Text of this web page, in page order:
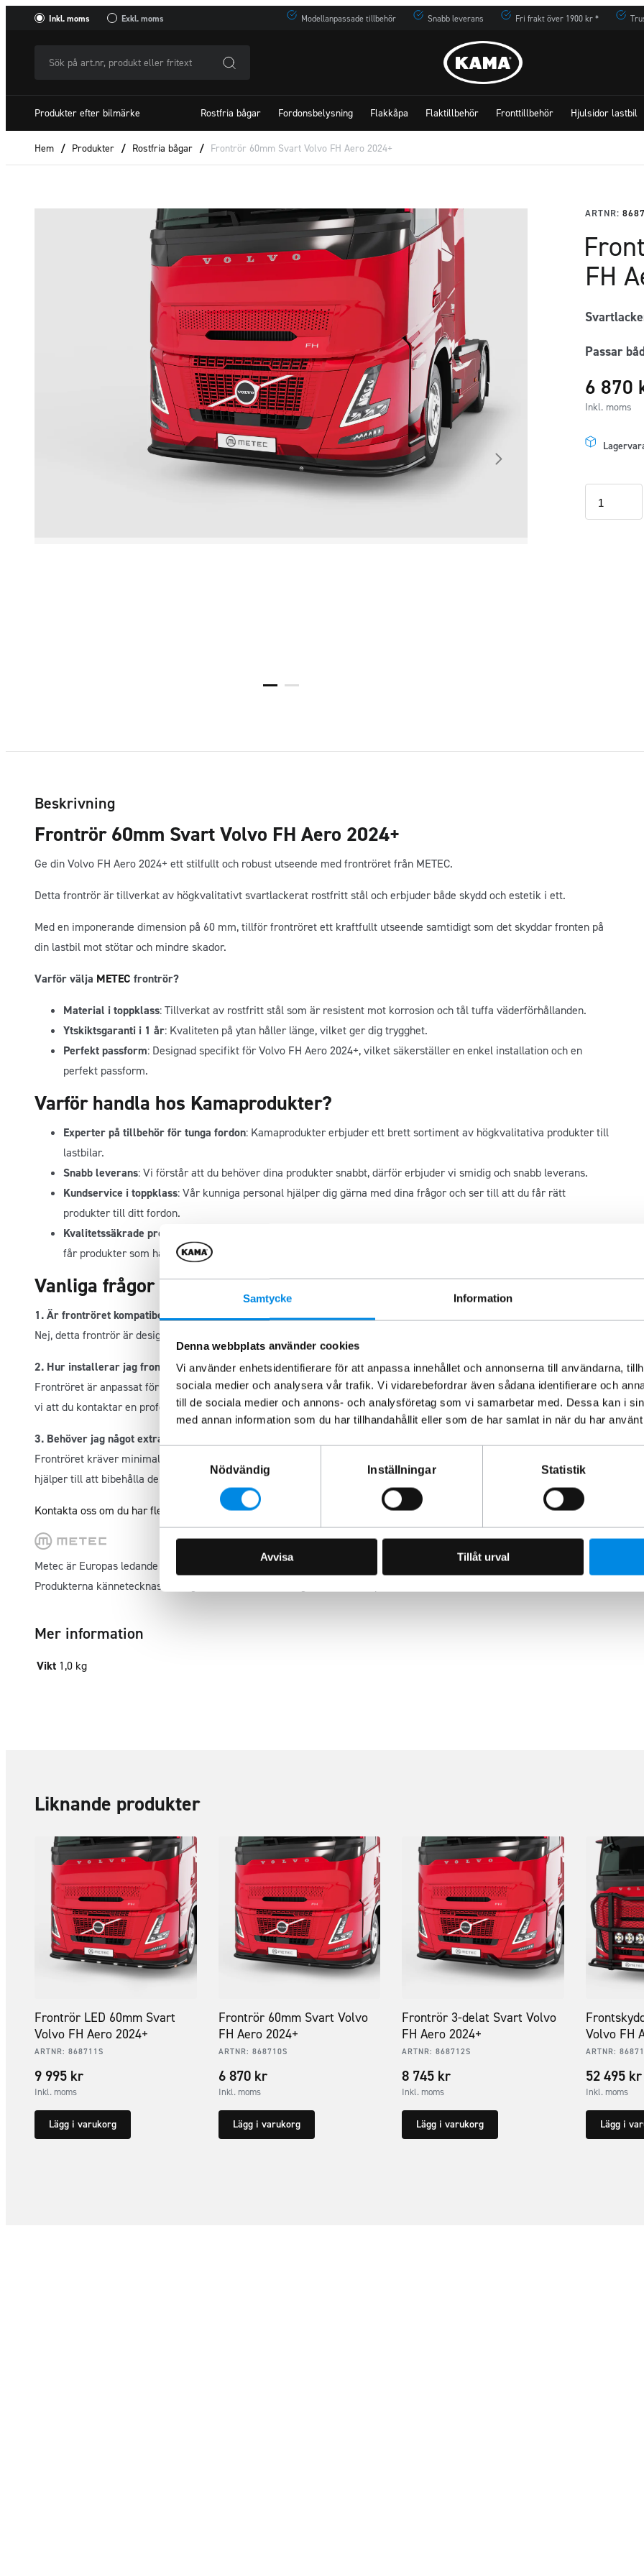
Samtycke Information
Denna webbplats använder cookies
Vi använder enhetsidentifierare för att anpassa innehållet och annonserna till användarna,
sociala medier och analysera vår trafik. Vi vidarebefordrar även sådana identifierare och
till de sociala medier och annons- och analysföretag som vi samarbetar med. Dessa kan i
med annan information som du har tillhandahållit eller som de har samlat in när du har
Samtyckesval
Nödvändig
Inställningar Statistik
Avvisa Tillåt urval
Inkl. moms Exkl. moms Modellanpassade tillbehör Snabb leverans Fri frakt över 1900 kr *
art.nr,
produkt
eller
fritextSök
Produkter efter bilmärke Rostfria bågar Fordonsbelysning Flakkåpa Flaktillbehör Fronttillbehör Hjulsidor lastbil
Hem / Produkter / Rostfria bågar / Frontrör 60mm Svart Volvo FH Aero 2024+
ARTNR:
FH
Passar
6 870
Inkl. moms
Beskrivning
Frontrör 60mm Svart Volvo FH Aero 2024+
Ge din Volvo FH Aero 2024+ ett stilfullt och robust utseende med frontröret från METEC.
Detta frontrör är tillverkat av högkvalitativt svartlackerat rostfritt stål och erbjuder både skydd och estetik i ett.
Med en imponerande dimension på 60 mm, tillför frontröret ett kraftfullt utseende samtidigt som det skyddar fronten på
din lastbil mot stötar och mindre skador.
Varför välja METEC frontrör?
Material i toppklass: Tillverkat av rostfritt stål som är resistent mot korrosion och tål tuffa väderförhållanden.
Ytskiktsgaranti i 1 år: Kvaliteten på ytan håller länge, vilket ger dig trygghet.
Perfekt passform: Designad specifikt för Volvo FH Aero 2024+, vilket säkerställer en enkel installation och en
perfekt passform.
Varför handla hos Kamaprodukter?
Experter på tillbehör för tunga fordon: Kamaprodukter erbjuder ett brett sortiment av högkvalitativa produkter till
lastbilar.
Snabb leverans: Vi förstår att du behöver dina produkter snabbt, därför erbjuder vi smidig och snabb leverans.
Kundservice i toppklass: Vår kunniga personal hjälper dig gärna med dina frågor och ser till att du får rätt
produkter till ditt fordon.
Kvalitetssäkrade produkter
får produkter som håller högsta standard.
Vanliga frågor
1. Är frontröret kompatibelt med äldre modeller av Volvo FH?
Nej, detta frontrör är designat specifikt för Volvo FH Aero 2024+ och är inte kompatibelt med äldre modeller.
2. Hur installerar jag frontröret?
Frontröret är anpassat för enkel installation och kommer med en monteringsanvisning. Om du är osäker, rekommenderar
vi att du kontaktar en professionell installatör.
3. Behöver jag något extra underhåll för frontröret?
Frontröret kräver minimalt underhåll tack vare det rostfria stålet. Regelbunden rengöring med vatten och mild tvål
hjälper till att bibehålla den blanka ytan.
Kontakta oss om du har fler frågor kring produkten.
Metec är Europas ledande tillverkare av modellanpassade fordonstillbehör sedan 1993.
Produkterna kännetecknas av hög kvalitet och montering utan åverkan på fordonet.
Mer information
Vikt 1,0 kg
Liknande produkter
Frontrör LED 60mm Svart
Volvo FH Aero 2024+
ARTNR: 868711S
9 995 kr
Inkl. moms
Lägg i varukorg
Frontrör 60mm Svart Volvo
FH Aero 2024+
ARTNR: 868710S
6 870 kr
Inkl. moms
Lägg i varukorg
Frontrör 3-delat Svart Volvo
FH Aero 2024+
ARTNR:868712S
8 745 kr
Inkl. moms
Lägg i varukorg
Volvo FH
ARTNR:
52 495 kr
Inkl. moms
Lägg i